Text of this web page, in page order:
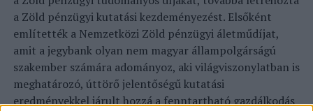
a Zöld pénzügyi kutatási kezdeményezést. Elsőként
említették a Nemzetközi Zöld pénzügyi áletműdíjat,
amit a jegybank olyan nem magyar állampolgárságú
szakember számára adományoz, aki világviszonylatban is
meghatározó, úttörő jelentőségű kutatási
eredményekkel járult hozzá a fenntartható gazdálkodás